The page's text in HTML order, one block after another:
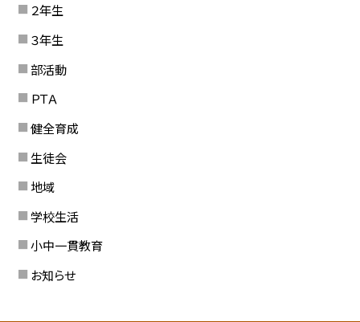
２年生
３年生
部活動
ＰＴＡ
健全育成
生徒会
地域
学校生活
小中一貫教育
お知らせ